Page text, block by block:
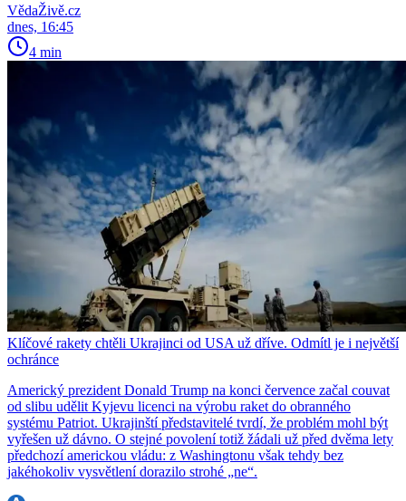
VědaŽivě.cz
dnes, 16:45
4 min
Klíčové rakety chtěli Ukrajinci od USA už dříve. Odmítl je i největší
ochránce
Americký prezident Donald Trump na konci července začal couvat
od slibu udělit Kyjevu licenci na výrobu raket do obranného
systému Patriot. Ukrajinští představitelé tvrdí, že problém mohl být
vyřešen už dávno. O stejné povolení totiž žádali už před dvěma lety
předchozí americkou vládu: z Washingtonu však tehdy bez
jakéhokoliv vysvětlení dorazilo strohé „ne“.